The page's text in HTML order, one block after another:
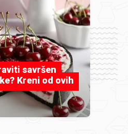
savršen
Kreni od ovih